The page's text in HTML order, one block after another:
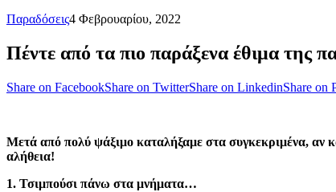
Παραδόσεις4 Φεβρουαρίου, 2022
Πέντε από τα πιο παράξενα έθιμα της
Share on FacebookShare on TwitterShare on LinkedinShare on
Μετά από πολύ ψάξιμο καταλήξαμε στα συγκεκριμένα, αν
αλήθεια!
1. Τσιμπούσι πάνω στα μνήματα…